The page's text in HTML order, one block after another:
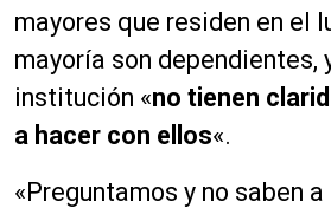
mayores que residen en el
mayoría son dependientes,
institución «no tienen
a hacer con ellos«.
«Preguntamos y no saben a